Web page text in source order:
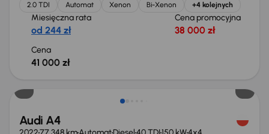
2.0 TDI Automat Xenon Bi-Xenon +4 kolejnych
Miesięczna rata
od 244 zł
Cena promocyjna
38 000 zł
Cena
41 000 zł
Audi A4